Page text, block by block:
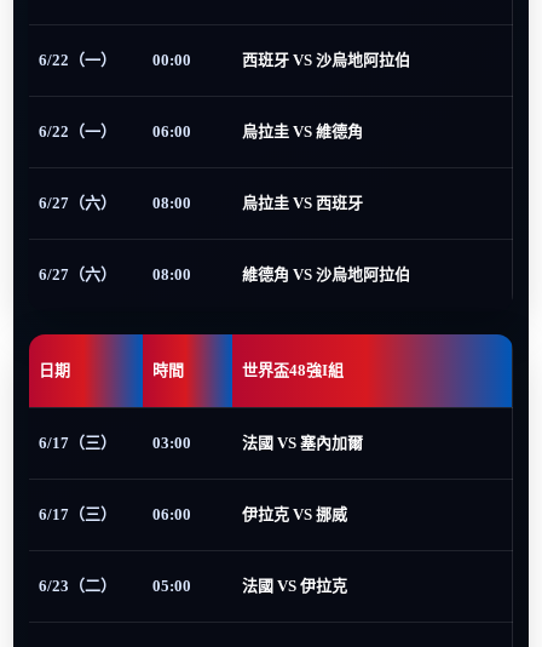
6/22（一） 00:00 西班牙 VS 沙烏地阿拉伯
6/22（一） 06:00 烏拉圭 VS 維德角
6/27（六） 08:00 烏拉圭 VS 西班牙
6/27（六） 08:00 維德角 VS 沙烏地阿拉伯
日期 時間 世界盃48強I組
6/17（三） 03:00 法國 VS 塞內加爾
6/17（三） 06:00 伊拉克 VS 挪威
6/23（二） 05:00 法國 VS 伊拉克